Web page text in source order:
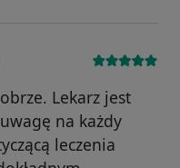
Lekarz jest
na każdy
leczenia